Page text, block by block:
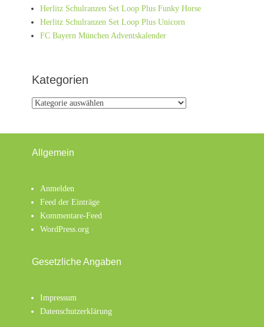
Herlitz Schulranzen Set Loop Plus Funky Horse
Herlitz Schulranzen Set Loop Plus Unicorn
FC Bayern München Adventskalender
Kategorien
Kategorien
Allgemein
Anmelden
Feed der Einträge
Kommentare-Feed
WordPress.org
Gesetzliche Angaben
Impressum
Datenschutzerklärung